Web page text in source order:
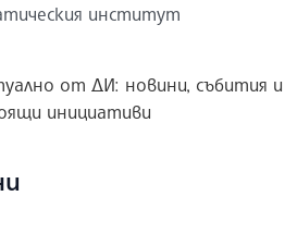
институт
от ДИ: новини, събития и
инициативи